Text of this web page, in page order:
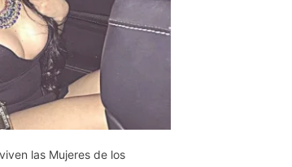
las Mujeres de los